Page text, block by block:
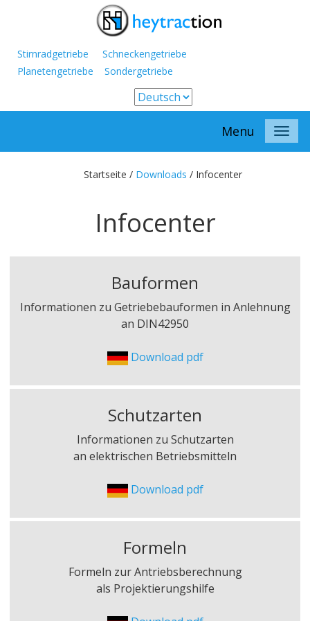
Stirnradgetriebe Schneckengetriebe
Planetengetriebe Sondergetriebe
Menu
Startseite / Downloads / Infocenter
Infocenter
Bauformen
Informationen zu Getriebebauformen in Anlehnung
an DIN42950
Download pdf
Schutzarten
Informationen zu Schutzarten
an elektrischen Betriebsmitteln
Download pdf
Formeln
Formeln zur Antriebsberechnung
als Projektierungshilfe